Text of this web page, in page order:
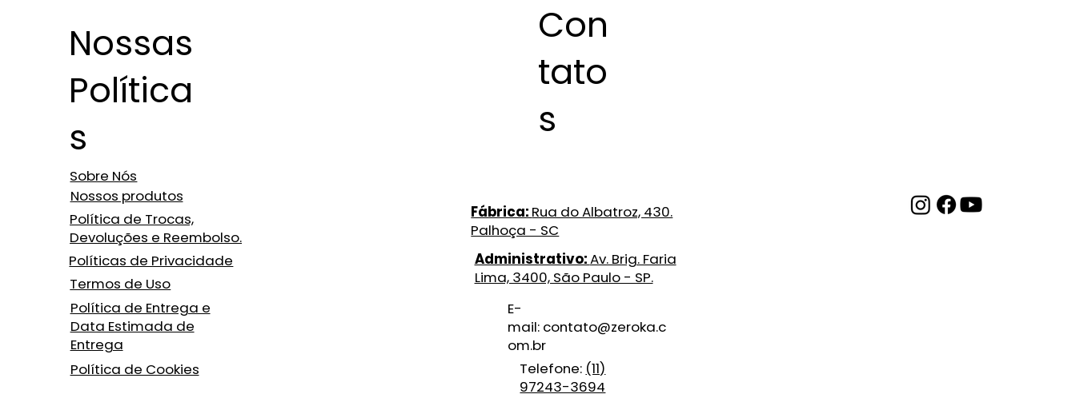
Nossas
Política
s
Nossos produtos
Sobre Nós
Política de Trocas,
Devoluções e Reembolso.
Políticas de Privacidade
Política de Entrega e
Data Estimada de
Entrega
Política de Cookies
Termos de Uso
Con
tato
s
Fábrica: Rua do Albatroz, 430.
Palhoça - SC
Administrativo:Av. Brig. Faria
Lima, 3400, São Paulo - SP.
E-
mail: contato@zeroka.c
om.br
Telefone: (11)
97243-3694